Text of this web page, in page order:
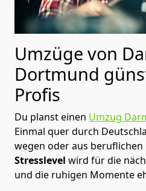
Umzüge von
Dortmund
Profis
Du planst einen Umzug
Einmal quer durch
wegen oder aus
Stresslevel wird für die
und die ruhigen Momente